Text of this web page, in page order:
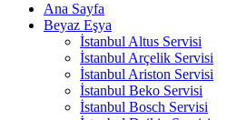
Ana Sayfa
Beyaz Eşya
İstanbul Altus Servisi
İstanbul Arçelik Servisi
İstanbul Ariston Servisi
İstanbul Beko Servisi
İstanbul Bosch Servisi